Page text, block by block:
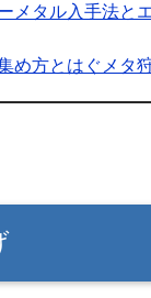
メタル入手法と
め方とはぐメタ